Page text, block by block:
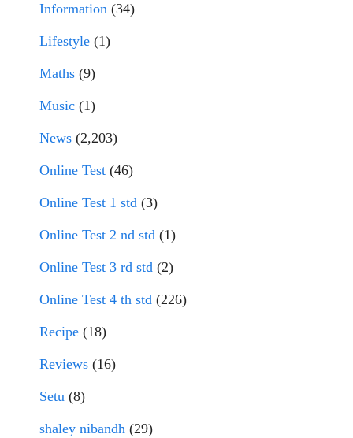
Information (34)
Lifestyle (1)
Maths (9)
Music (1)
News (2,203)
Online Test (46)
Online Test 1 std (3)
Online Test 2 nd std (1)
Online Test 3 rd std (2)
Online Test 4 th std (226)
Recipe (18)
Reviews (16)
Setu (8)
shaley nibandh (29)